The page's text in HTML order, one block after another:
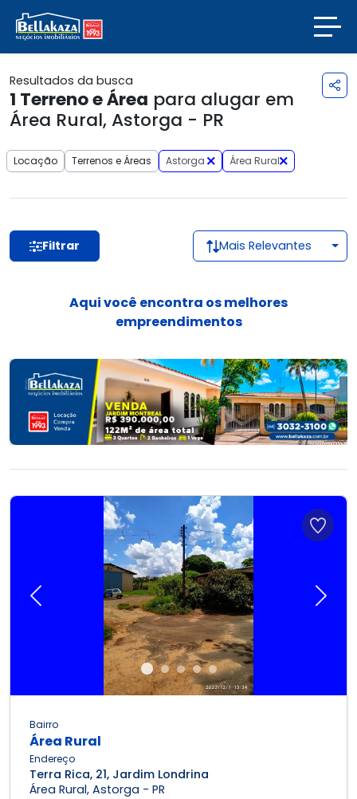
Resultados da busca
1 Terreno e Área para alugar em
Área Rural, Astorga - PR
Locação Terrenos e Áreas Astorga Área Rural
Filtrar Mais Relevantes
Aqui você encontra os melhores
empreendimentos
Previous Next
Bairro
Área Rural
Endereço
Terra Rica, 21, Jardim Londrina
Área Rural, Astorga - PR